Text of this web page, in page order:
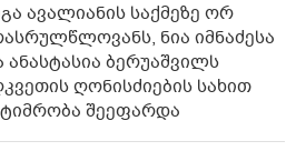
ავალიანის საქმეზე ორ
ნია იმნაძესა
ანასტასია ბერუაშვილს
ღონისძიების სახით
შეეფარდა